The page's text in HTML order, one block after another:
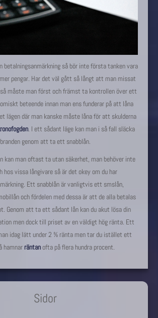
betalningsanmärkning så bör inte första tanken vara
pengar. Har det väl gått så långt att man missat
måste man först och främst ta kontrollen över ett
beteende innan man ens funderar på att låna
lägen där man kanske måste låna för att skulderna
. I ett sådant läge kan man i så fall släcka
branden genom att ta ett snabblån.
kan man oftast ta utan säkerhet, man behöver inte
hos vissa långivare så är det okey om du har
Ett snabblån är vanligtvis ett smslån,
och fördelen med dessa är att de alla betalas
Genom att ta ett sådant lån kan du akut lösa din
men dock till priset av en väldigt hög ränta. Ett
idag lätt under 2 % ränta men tar du istället ett
hamnar räntan ofta på flera hundra procent.
Sidor